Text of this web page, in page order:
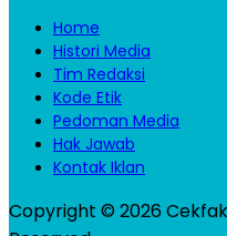
Home
Histori Media
Tim Redaksi
Kode Etik
Pedoman Media
Hak Jawab
Kontak Iklan
Copyright © 2026